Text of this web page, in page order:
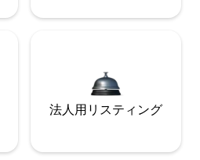
法人用リスティング